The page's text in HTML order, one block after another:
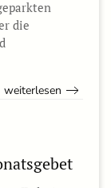
die
weiterlesen